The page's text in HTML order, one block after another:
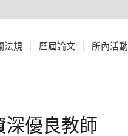
法規 歷屆論文 所內活動
優良教師